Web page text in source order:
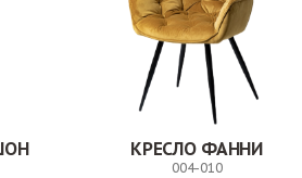
КРЕСЛО ФАННИ
004-010